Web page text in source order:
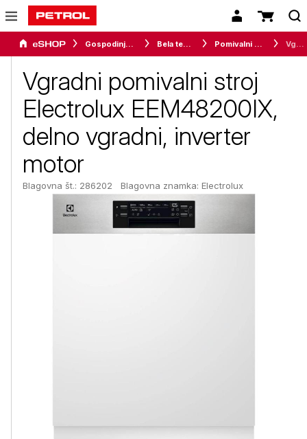
Gospodinjski aparati Bela tehnika Pomivalni stroji
Vgradni pomivalni stroj
Electrolux EEM48200IX,
delno vgradni, inverter
motor
Blagovna št.: 286202 Blagovna znamka: Electrolux